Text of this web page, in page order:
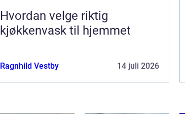
Hvordan velge riktig
kjøkkenvask til hjemmet
Ragnhild Vestby 14 juli 2026